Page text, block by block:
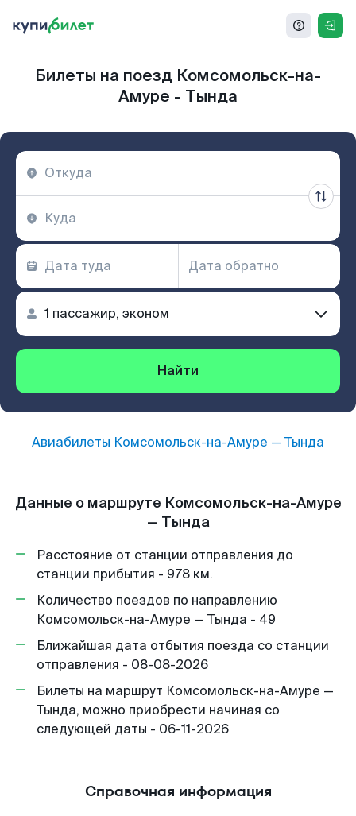
Билеты на поезд Комсомольск-на-
Амуре - Тында
Найти
Авиабилеты Комсомольск-на-Амуре — Тында
Данные о маршруте Комсомольск-на-Амуре
— Тында
Расстояние от станции отправления до
станции прибытия - 978 км.
Количество поездов по направлению
Комсомольск-на-Амуре — Тында - 49
Ближайшая дата отбытия поезда со станции
отправления - 08-08-2026
Билеты на маршрут Комсомольск-на-Амуре —
Тында, можно приобрести начиная со
следующей даты - 06-11-2026
Справочная информация